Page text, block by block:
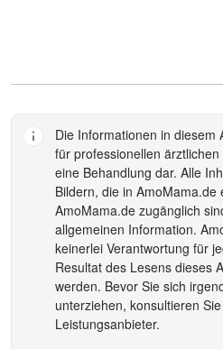
Die Informationen in diesem
für professionellen
eine Behandlung dar. Alle
Bildern, die in AmoMama.de
AmoMama.de zugänglich
allgemeinen Information.
keinerlei Verantwortung für
Resultat des Lesens dieses
werden. Bevor Sie sich
unterziehen, konsultieren
Leistungsanbieter.